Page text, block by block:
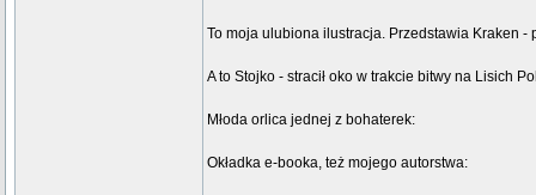
To moja ulubiona ilustracja. Przedstawia Kraken -
A to Stojko - stracił oko w trakcie bitwy na Lisich
Młoda orlica jednej z bohaterek:
Okładka e-booka, też mojego autorstwa: